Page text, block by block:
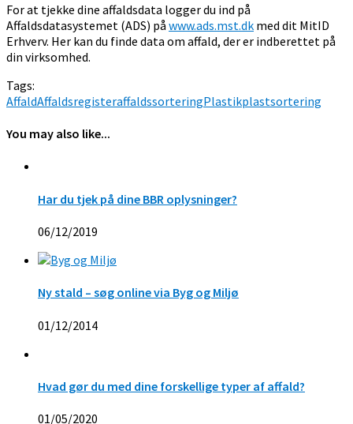
For at tjekke dine affaldsdata logger du ind på
Affaldsdatasystemet (ADS) på www.ads.mst.dk med dit MitID
Erhverv. Her kan du finde data om affald, der er indberettet på
din virksomhed.
Tags:
AffaldAffaldsregisteraffaldssorteringPlastikplastsortering
You may also like...
Har du tjek på dine BBR oplysninger?
06/12/2019
Ny stald – søg online via Byg og Miljø
01/12/2014
Hvad gør du med dine forskellige typer af affald?
01/05/2020